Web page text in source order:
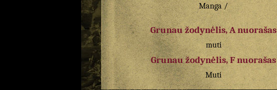
Manga/
Grunau žodynėlis, A nuorašas
muti
Grunau žodynėlis, F nuorašas
Muti